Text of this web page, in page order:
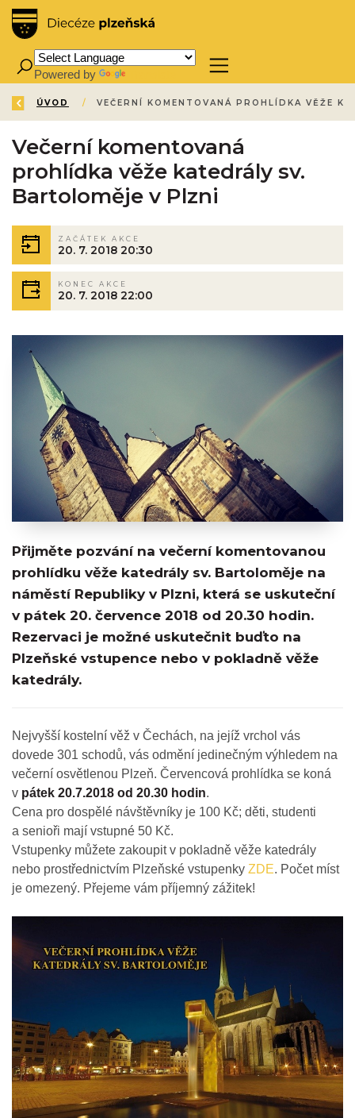
Powered by
ZPĚT
ÚVOD /
Večerní komentovaná
prohlídka věže katedrály sv.
Bartoloměje v Plzni
ZAČÁTEK AKCE
20. 7. 2018 20:30
KONEC AKCE
20. 7. 2018 22:00
Přijměte pozvání na večerní komentovanou
prohlídku věže katedrály sv. Bartoloměje na
náměstí Republiky v Plzni, která se uskuteční
v pátek 20. července 2018 od 20.30 hodin.
Rezervaci je možné uskutečnit buďto na
Plzeňské vstupence nebo v pokladně věže
katedrály.
Nejvyšší kostelní věž v Čechách, na jejíž vrchol vás
dovede 301 schodů, vás odmění jedinečným výhledem na
večerní osvětlenou Plzeň. Červencová prohlídka se koná
v pátek 20.7.2018 od 20.30 hodin.
Cena pro dospělé návštěvníky je 100 Kč; děti, studenti
a senioři mají vstupné 50 Kč.
Vstupenky můžete zakoupit v pokladně věže katedrály
nebo prostřednictvím Plzeňské vstupenky ZDE. Počet míst
je omezený. Přejeme vám příjemný zážitek!